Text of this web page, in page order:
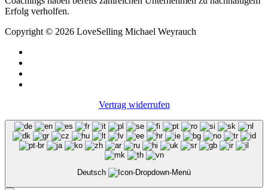
Erfolg verholfen.
Copyright © 2026 LoveSelling Michael Weyrauch
Vertrag widerrufen
Deutsch